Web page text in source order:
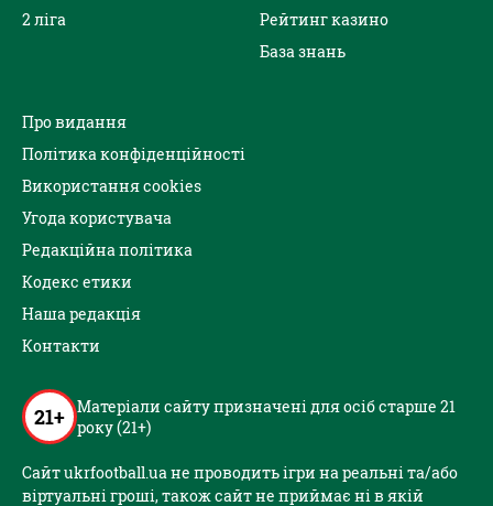
2 ліга
Рейтинг казино
База знань
Про видання
Політика конфіденційності
Використання cookies
Угода користувача
Редакційна політика
Кодекс етики
Наша редакція
Контакти
21+ Матеріали сайту призначені для осіб старше 21
року (21+)
Сайт ukrfootball.ua не проводить ігри на реальні та/або
віртуальні гроші, також сайт не приймає ні в якій